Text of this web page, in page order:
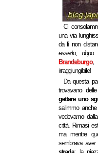
Ci
una via
da lì non
esserlo, dopo
Brandeburgo,
irraggiungibile!
Da questa
trovavano
gettare uno
salimmo
vedevamo
città. Rimasi
ma mentre
sembrava aver